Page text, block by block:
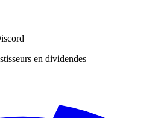
en dividendes